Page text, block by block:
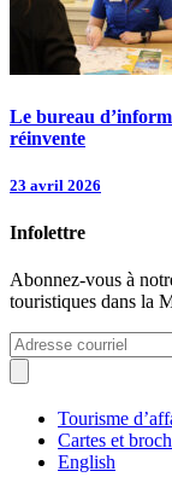
Le bureau
réinvente
23 avril 2026
Infolettre
Abonnez-vous à
touristiques dans la
Tourisme
Cartes et
English